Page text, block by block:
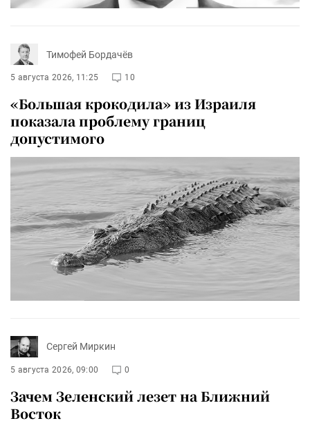
Тимофей Бордачёв
5 августа 2026, 11:25 10
«Большая крокодила» из Израиля
показала проблему границ
допустимого
Сергей Миркин
5 августа 2026, 09:00 0
Зачем Зеленский лезет на Ближний
Восток